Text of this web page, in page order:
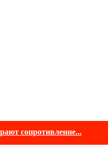
сопротивление...